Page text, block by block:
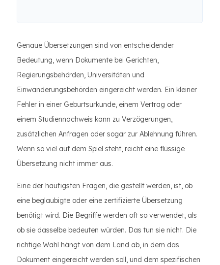
Genaue Übersetzungen sind von entscheidender
Bedeutung, wenn Dokumente bei Gerichten,
Regierungsbehörden, Universitäten und
Einwanderungsbehörden eingereicht werden. Ein kleiner
Fehler in einer Geburtsurkunde, einem Vertrag oder
einem Studiennachweis kann zu Verzögerungen,
zusätzlichen Anfragen oder sogar zur Ablehnung führen.
Wenn so viel auf dem Spiel steht, reicht eine flüssige
Übersetzung nicht immer aus.
Eine der häufigsten Fragen, die gestellt werden, ist, ob
eine beglaubigte oder eine zertifizierte Übersetzung
benötigt wird. Die Begriffe werden oft so verwendet, als
ob sie dasselbe bedeuten würden. Das tun sie nicht. Die
richtige Wahl hängt von dem Land ab, in dem das
Dokument eingereicht werden soll, und dem spezifischen